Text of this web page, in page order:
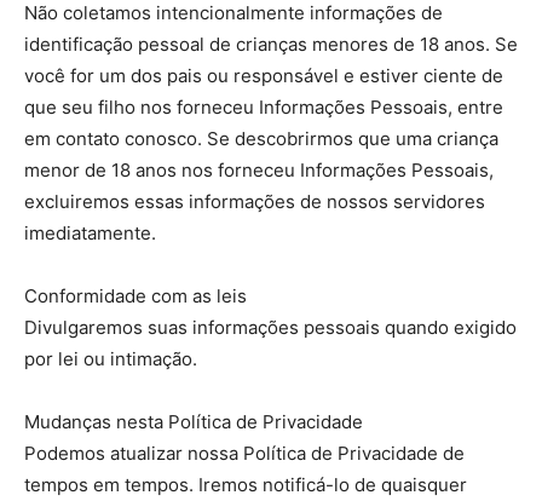
Não coletamos intencionalmente informações de
identificação pessoal de crianças menores de 18 anos. Se
você for um dos pais ou responsável e estiver ciente de
que seu filho nos forneceu Informações Pessoais, entre
em contato conosco. Se descobrirmos que uma criança
menor de 18 anos nos forneceu Informações Pessoais,
excluiremos essas informações de nossos servidores
imediatamente.
Conformidade com as leis
Divulgaremos suas informações pessoais quando exigido
por lei ou intimação.
Mudanças nesta Política de Privacidade
Podemos atualizar nossa Política de Privacidade de
tempos em tempos. Iremos notificá-lo de quaisquer